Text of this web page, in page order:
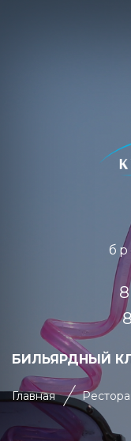
БИЛЬЯРДНЫЙ
Главная